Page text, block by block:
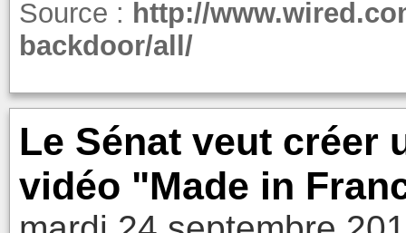
Source : http://
backdoor/all/
Le Sénat veut créer
vidéo "Made in